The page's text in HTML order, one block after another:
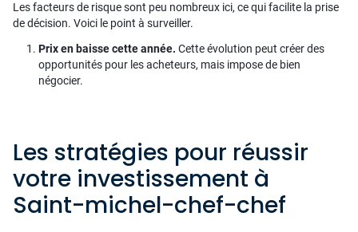
Les facteurs de risque sont peu nombreux ici, ce qui facilite la prise
de décision. Voici le point à surveiller.
Prix en baisse cette année. Cette évolution peut créer des
opportunités pour les acheteurs, mais impose de bien
négocier.
Les stratégies pour réussir
votre investissement à
Saint-michel-chef-chef